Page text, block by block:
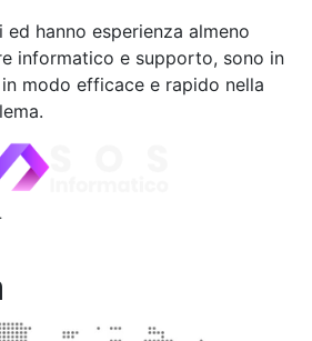
hanno esperienza almeno
informatico e supporto, sono in
modo efficace e rapido nella